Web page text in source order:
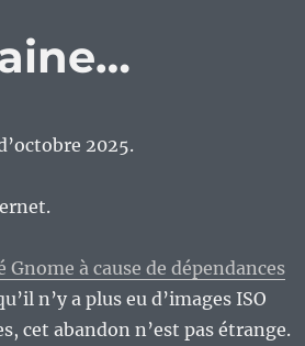
2025.
à cause de dépendances
n’y a plus eu d’images ISO
cet abandon n’est pas étrange.